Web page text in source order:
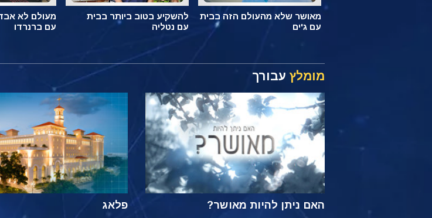
מאושר שלא מהעולם הזה בבית
עם ג'ים
להשקיע בטוב ביותר בבית
עם נטליה
מעולם לא
עם ברנרדו
מומלץעבורך
האם ניתן להיות מאושר? פלאג